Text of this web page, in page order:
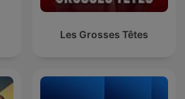
Les Grosses Têtes